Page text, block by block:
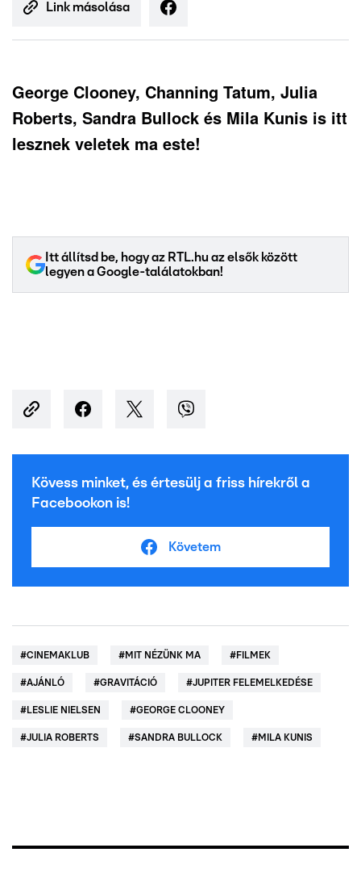
Link másolása
George Clooney, Channing Tatum, Julia
Roberts, Sandra Bullock és Mila Kunis is itt
lesznek veletek ma este!
Itt állítsd be, hogy az RTL.hu az elsők között
legyen a Google-találatokban!
Kövess minket, és értesülj a friss hírekről a
Facebookon is!
Követem
#CINEMAKLUB #MIT NÉZÜNK MA #FILMEK
#AJÁNLÓ #GRAVITÁCIÓ #JUPITER FELEMELKEDÉSE
#LESLIE NIELSEN #GEORGE CLOONEY
#JULIA ROBERTS #SANDRA BULLOCK #MILA KUNIS